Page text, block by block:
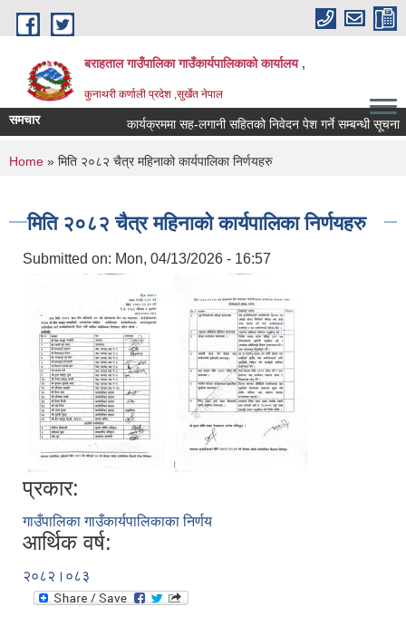
Skip to main content
बराहताल गाउँपालिका गाउँकार्यपालिकाको कार्यालय ,
कुनाथरी कर्णाली प्रदेश ,सुर्खेत नेपाल
समचार कार्यक्रममा सह-लगानी सहितको निवेदन पेश गर्ने सम्बन्धी सूचना
You are here
Home » मिति २०८२ चैत्र महिनाको कार्यपालिका निर्णयहरु
मिति २०८२ चैत्र महिनाको कार्यपालिका निर्णयहरु
Submitted on: Mon, 04/13/2026 - 16:57
प्रकार:
गाउँपालिका गाउँकार्यपालिकाका निर्णय
आर्थिक वर्ष:
२०८२।०८३